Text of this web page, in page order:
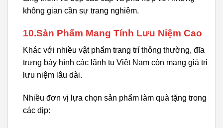
không gian cần sự trang nghiêm.
10.Sản Phẩm Mang Tính Lưu Niệm Cao
Khác với nhiều vật phẩm trang trí thông thường, đĩa
trưng bày hình các lãnh tụ Việt Nam còn mang giá trị
lưu niệm lâu dài.
Nhiều đơn vị lựa chọn sản phẩm làm quà tặng trong
các dịp: